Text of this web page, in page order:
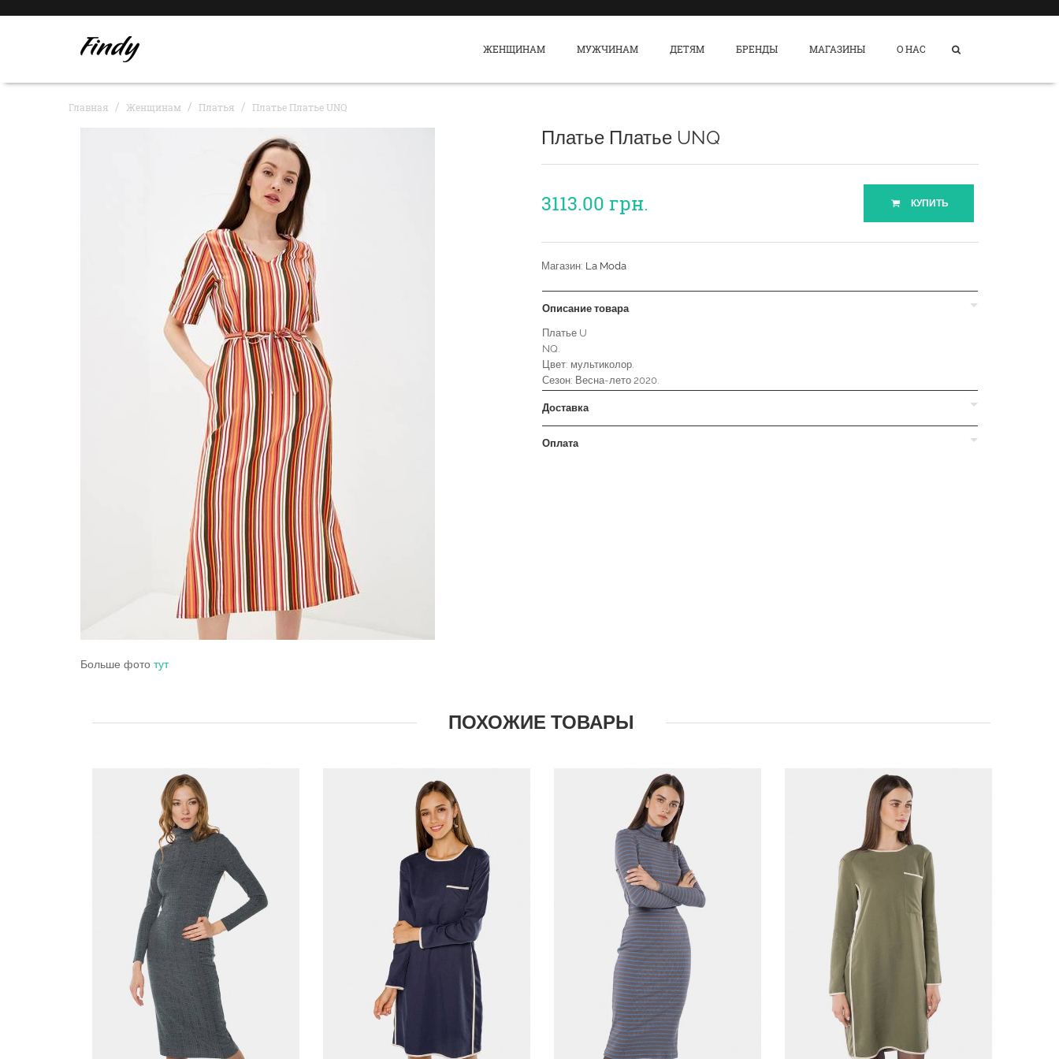
ЖЕНЩИНАМ МУЖЧИНАМ ДЕТЯМ БРЕНДЫ МАГАЗИНЫ О НАС
Главная Женщинам Платья Платье Платье UNQ
Больше фото тут
Платье Платье UNQ
3113.00 грн. КУПИТЬ
Магазин: La Moda
Описание товара
Платье U
NQ.
Цвет: мультиколор.
Сезон: Весна-лето 2020.
Доставка
Оплата
ПОХОЖИЕ ТОВАРЫ